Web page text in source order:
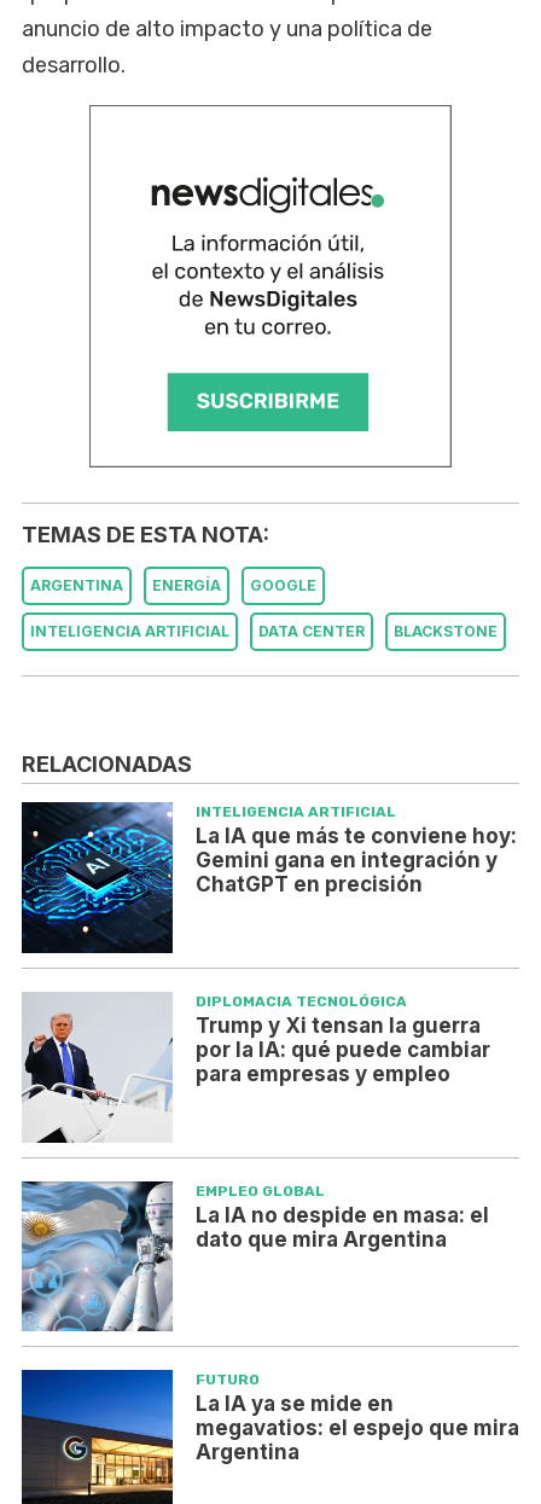
anuncio de alto impacto y una política de
desarrollo.
TEMAS DE ESTA NOTA:
ARGENTINA ENERGÍA GOOGLE
INTELIGENCIA ARTIFICIAL DATA CENTER BLACKSTONE
RELACIONADAS
INTELIGENCIA ARTIFICIAL
La IA que más te conviene hoy:
Gemini gana en integración y
ChatGPT en precisión
DIPLOMACIA TECNOLÓGICA
Trump y Xi tensan la guerra
por la IA: qué puede cambiar
para empresas y empleo
EMPLEO GLOBAL
La IA no despide en masa: el
dato que mira Argentina
FUTURO
La IA ya se mide en
megavatios: el espejo que mira
Argentina